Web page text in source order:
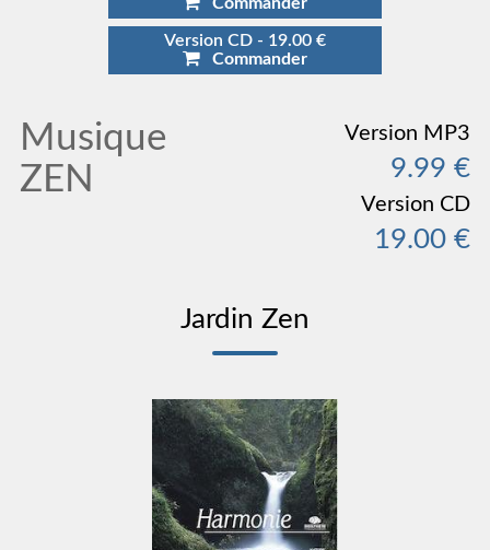
Version CD - 19.00 €
Commander
Musique
ZEN
Version MP3
9.99 €
Version CD
19.00 €
Jardin Zen